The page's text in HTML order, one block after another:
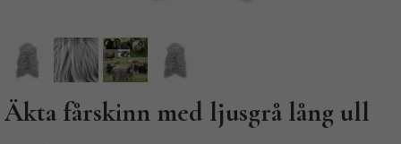
Äkta fårskinn med ljusgrå lång ull